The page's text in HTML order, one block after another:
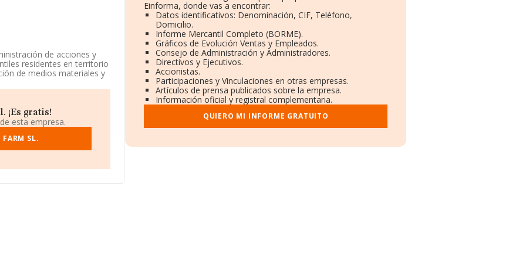
de acciones y
residentes en territorio
de medios materiales y
aparece inscrita
- '%cnae%'. La sociedad
en cuenta la
de empleados inferior a
del sector, la
¡Es gratis!
esta empresa.
SL.
Einforma, donde vas a encontrar:
Datos identificativos: Denominación, CIF, Teléfono,
Domicilio.
Informe Mercantil Completo (BORME).
Gráficos de Evolución Ventas y Empleados.
Consejo de Administración y Administradores.
Directivos y Ejecutivos.
Accionistas.
Participaciones y Vinculaciones en otras empresas.
Artículos de prensa publicados sobre la empresa.
Información oficial y registral complementaria.
QUIERO MI INFORME GRATUITO